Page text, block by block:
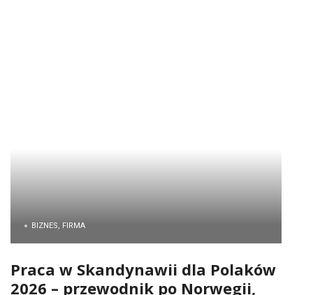
BIZNES, FIRMA
Praca w Skandynawii dla Polaków
2026 – przewodnik po Norwegii,